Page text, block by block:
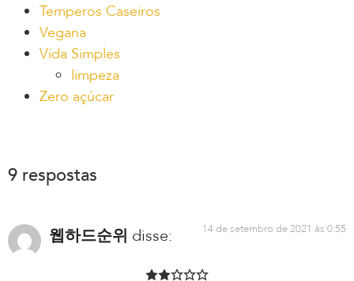
Temperos Caseiros
Vegana
Vida Simples
limpeza
Zero açúcar
9 respostas
웹하드순위 disse: 14 de setembro de 2021 às 0:55